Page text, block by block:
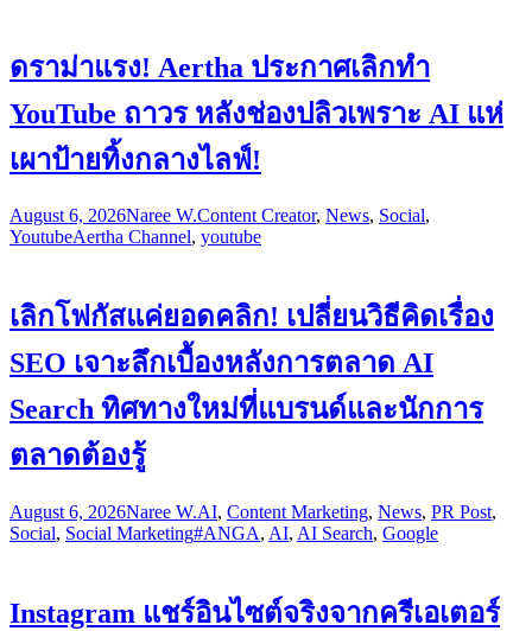
ดราม่าแรง! Aertha ประกาศเลิกทำ
YouTube ถาวร หลังช่องปลิวเพราะ AI แห่
เผาป้ายทิ้งกลางไลฟ์!
August 6, 2026Naree W.Content Creator, News, Social,
YoutubeAertha Channel, youtube
เลิกโฟกัสแค่ยอดคลิก! เปลี่ยนวิธีคิดเรื่อง
SEO เจาะลึกเบื้องหลังการตลาด AI
Search ทิศทางใหม่ที่แบรนด์และนักการ
ตลาดต้องรู้
August 6, 2026Naree W.AI, Content Marketing, News, PR Post,
Social, Social Marketing#ANGA, AI, AI Search, Google
Instagram แชร์อินไซต์จริงจากครีเอเตอร์